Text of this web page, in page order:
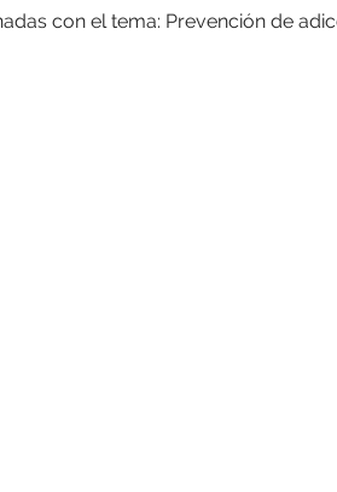
con el tema: Prevención de